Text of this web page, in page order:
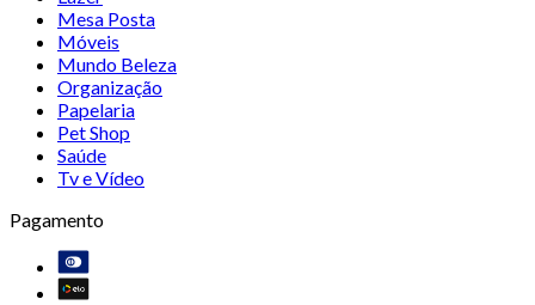
Mesa Posta
Móveis
Mundo Beleza
Organização
Papelaria
Pet Shop
Saúde
Tv e Vídeo
Pagamento